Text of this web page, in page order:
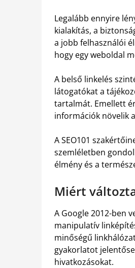
Legalább ennyire
kialakítás, a
a jobb felhasználói
hogy egy weboldal
A belső linkelés
látogatókat a
tartalmát. Emellett
információk növelik
A SEO101
szemléletben
élmény és a
Miért
A Google 2012-ben
manipulatív
minőségű
gyakorlatot
hivatkozásokat.